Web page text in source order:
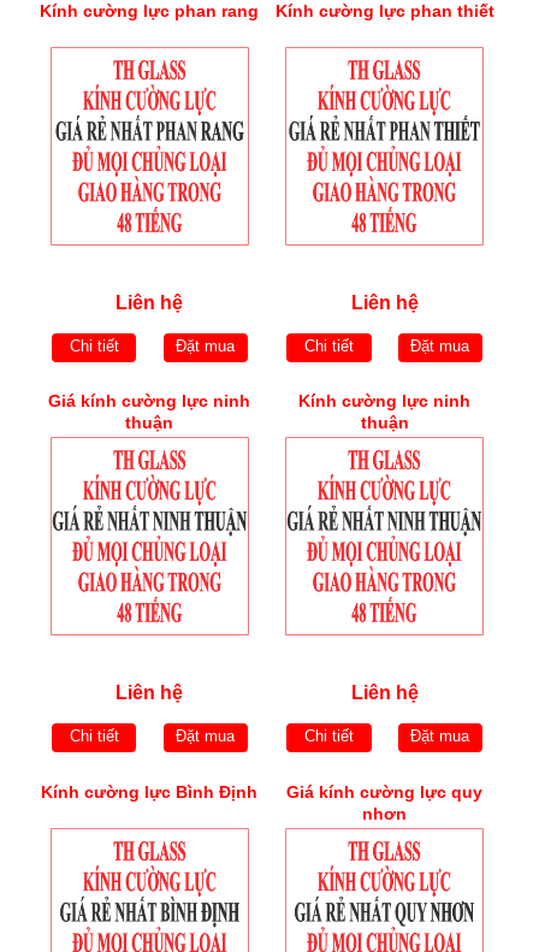
Kính cường lực phan rang
Liên hệ
Chi tiết Đặt mua
Kính cường lực phan thiết
Liên hệ
Chi tiết Đặt mua
Giá kính cường lực ninh
thuận
Liên hệ
Chi tiết Đặt mua
Kính cường lực ninh
thuận
Liên hệ
Chi tiết Đặt mua
Kính cường lực Bình Định
Giá kính cường lực quy
nhơn